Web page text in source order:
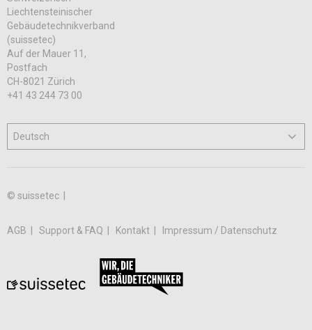
Liechtensteinischer
Gebäudetechnikverband
(suissetec)
Auf der Mauer 11,
Postfach
CH-8021 Zürich
+41 43 244 73 00
© suissetec |
AGB Support & FAQ Kontakt Impressum / Datenschutz